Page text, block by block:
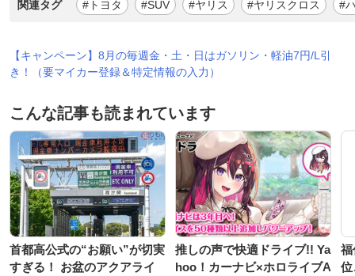
関連タグ #トヨタ #SUV #ヤリス #ヤリスクロス #
【キャンペーン】8月の毎週金・土・日はガソリン・軽油7円/L引
き！（要マイカー登録＆特定情報の入力）
こんな記事も読まれています
首都高公式の“お願い”が切実
すぎる！ お盆のアクアライ
推しの声で快適ドライブ!! Ya
hoo！カーナビ×ホロライブA
福
位